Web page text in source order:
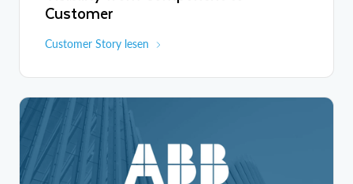
unsere Produkte verfügbar zu machen, ist eine der Missionen, die
Customer
Customer Story lesen